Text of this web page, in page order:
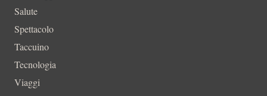
Salute
Spettacolo
Taccuino
Tecnologia
Viaggi